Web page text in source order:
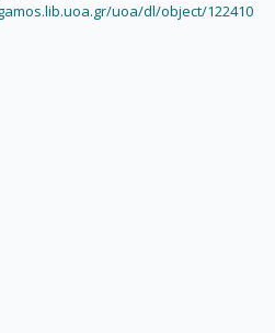
uoa/dl/object/122410